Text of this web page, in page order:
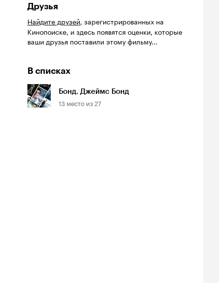
Друзья
Найдите друзей, зарегистрированных на
Кинопоиске, и здесь появятся оценки, которые
ваши друзья поставили этому фильму...
В списках
Бонд. Джеймс Бонд
13 место из27